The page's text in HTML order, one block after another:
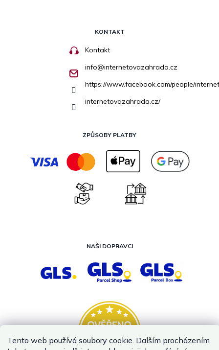
Tento web používá soubory cookie. Dalším procházením
KONTAKT
Kontakt
info@internetovazahrada.cz
https://www.facebook.com/people/
internetovazahrada.cz/
ZPŮSOBY PLATBY
NAŠI DOPRAVCI